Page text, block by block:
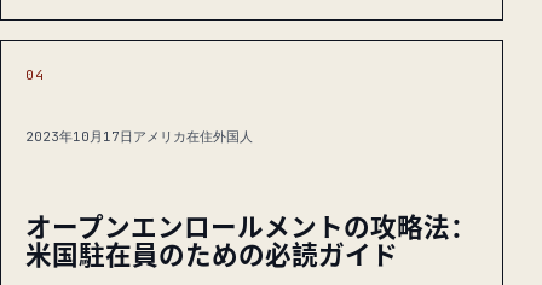
04
2023年10月17日 アメリカ在住外国人
オープンエンロールメントの攻略法：
米国駐在員のための必読ガイド